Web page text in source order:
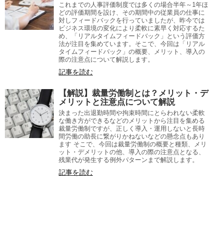
これまでの人事評価制度では多くの場合半年～1年ほ
どの評価期間を設け、その期間中の従業員の仕事に
対しフィードバックを行っていましたが、昨今では
ビジネス環境の変化により柔軟に素早く対応するた
め、「リアルタイムフィードバック」という評価方
法が注目を集めています。そこで、今回は「リアル
タイムフィードバック」の概要、メリット、導入の
際の注意点について解説します。
記事を読む
【解説】裁量労働制とは？メリット・デ
メリットと注意点について解説
決まった出退勤時間や拘束時間にとらわれない柔軟
な働き方ができるなどのメリットから注目を集める
裁量労働制ですが、正しく導入・運用しないと長時
間労働の助長に繋がりかねないなどの懸念点もあり
ます そこで、今回は裁量労働制の概要と種類、メリ
ット・デメリットの他、導入の際の注意点となる、
残業代が発生する例外パターンまで解説します。
記事を読む